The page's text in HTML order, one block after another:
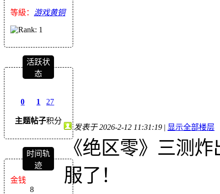
等級： 游戏黄铜
活跃状
态
0
主题
1
帖子
27
积分
时间轨
迹
金钱
8
发表于 2026-2-12 11:31:19 | 显示全部楼层
《绝区零》三测
服了！